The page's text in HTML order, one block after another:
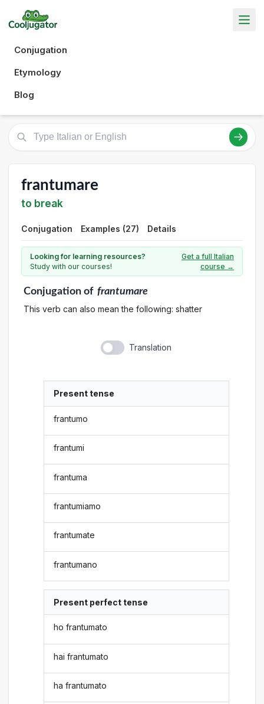
Conjugation
Etymology
Blog
frantumare
to break
Conjugation Examples (27) Details
Looking for learning resources?
Study with our courses!
Get a full Italian
course →
Conjugationof frantumare
This verb can also mean the following: shatter
Translation
Present tense
frantumo
frantumi
frantuma
frantumiamo
frantumate
frantumano
Present perfect tense
ho frantumato
hai frantumato
ha frantumato